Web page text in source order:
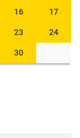
16 17
23 24
30